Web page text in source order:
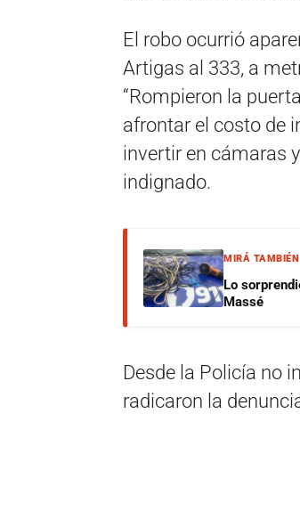
El robo ocurrió
Artigas al 333, a
“Rompieron la
afrontar el costo de
invertir en cámaras
indignado.
MIRÁ TAMBIÉN
Lo
Massé
Desde la Policía no
radicaron la